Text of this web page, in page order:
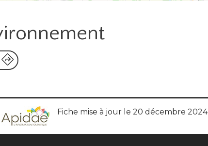
Fiche mise à jour le 20 décembre 2024